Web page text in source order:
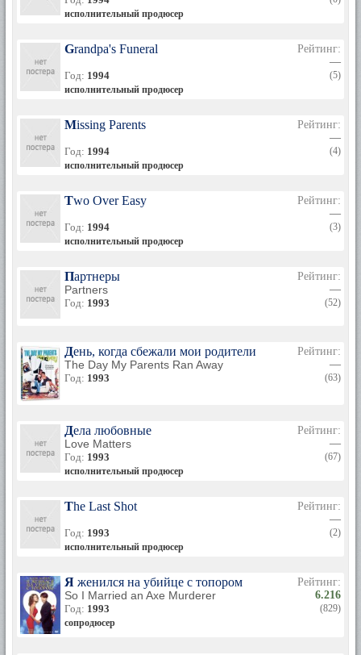
исполнительный продюсер
Grandpa's Funeral
Год: 1994
исполнительный продюсер
Рейтинг:
—
(5)
Missing Parents
Год: 1994
исполнительный продюсер
Рейтинг:
—
(4)
Two Over Easy
Год: 1994
исполнительный продюсер
Рейтинг:
—
(3)
Партнеры
Partners
Год: 1993
Рейтинг:
—
(52)
День, когда сбежали мои родители
The Day My Parents Ran Away
Год: 1993
Рейтинг:
—
(63)
Дела любовные
Love Matters
Год: 1993
исполнительный продюсер
Рейтинг:
—
(67)
The Last Shot
Год: 1993
исполнительный продюсер
Рейтинг:
—
(2)
Я женился на убийце с топором
So I Married an Axe Murderer
Год: 1993
сопродюсер
Рейтинг:
6.216
(829)